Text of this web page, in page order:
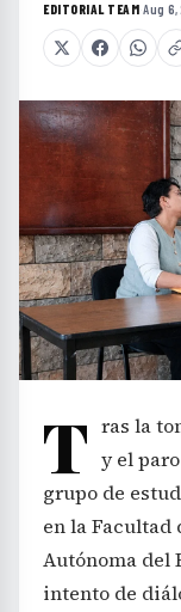
EDITORIAL TEAM·Aug 6,
T ras la
y el
grupo de
en la Facultad
Autónoma del
intento de